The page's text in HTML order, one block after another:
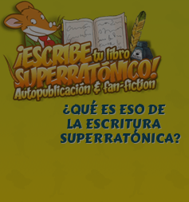
¿QUÉ ES ESO DE
LA ESCRITURA
SUPERRATÓNICA?